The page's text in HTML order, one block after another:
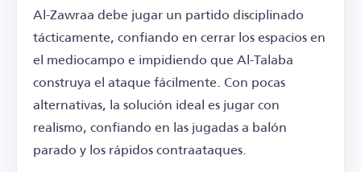
Al-Zawraa debe jugar un partido disciplinado
tácticamente, confiando en cerrar los espacios en
el mediocampo e impidiendo que Al-Talaba
construya el ataque fácilmente. Con pocas
alternativas, la solución ideal es jugar con
realismo, confiando en las jugadas a balón
parado y los rápidos contraataques.